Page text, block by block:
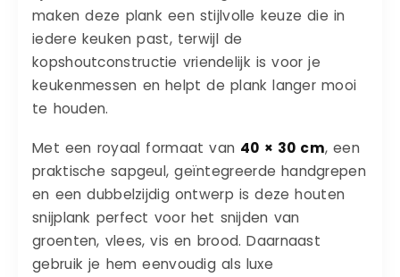
maken deze plank een stijlvolle keuze die in
iedere keuken past, terwijl de
kopshoutconstructie vriendelijk is voor je
keukenmessen en helpt de plank langer mooi
te houden.
Met een royaal formaat van 40 × 30 cm, een
praktische sapgeul, geïntegreerde handgrepen
en een dubbelzijdig ontwerp is deze houten
snijplank perfect voor het snijden van
groenten, vlees, vis en brood. Daarnaast
gebruik je hem eenvoudig als luxe